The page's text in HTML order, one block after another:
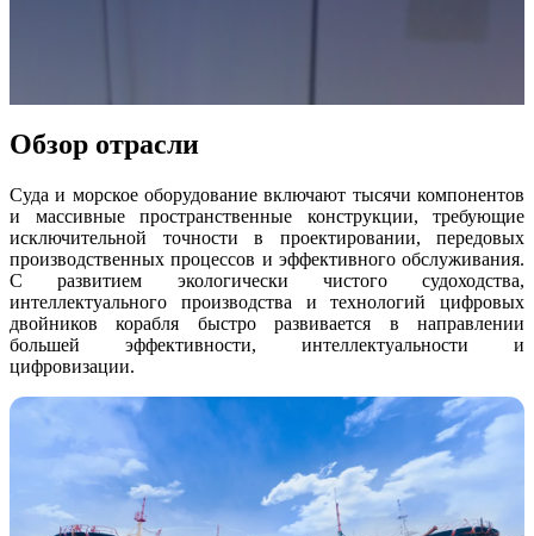
Аксессуары
FootStation 2
Профессиональные решения
ДЛЯ НАЧИНАЮЩИХ · EINSTAR ДЛЯ ЛЮБИТЕЛЕЙ
Лучшие экономичные 3D-сканеры для начинающих
EINSTAR Rockit 🛜НОВИНКА
EINSTAR VEGA 🛜
3D-решения для начинающих
СТОМАТОЛОГИЯ ДЛЯ СТОМАТОЛОГИИ
Обзор отрасли
Суда и морское оборудование включают тысячи компонентов
и массивные пространственные конструкции, требующие
исключительной точности в проектировании, передовых
производственных процессов и эффективного обслуживания.
С развитием экологически чистого судоходства,
интеллектуального производства и технологий цифровых
двойников корабля быстро развивается в направлении
большей эффективности, интеллектуальности и
цифровизации.